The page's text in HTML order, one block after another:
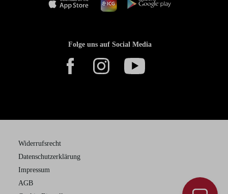
Folge uns auf Social Media
Widerrufsrecht
Datenschutzerklärung
Impressum
AGB